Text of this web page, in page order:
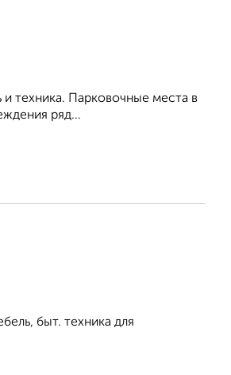
техника. Парковочные места в
ряд...
быт. техника для